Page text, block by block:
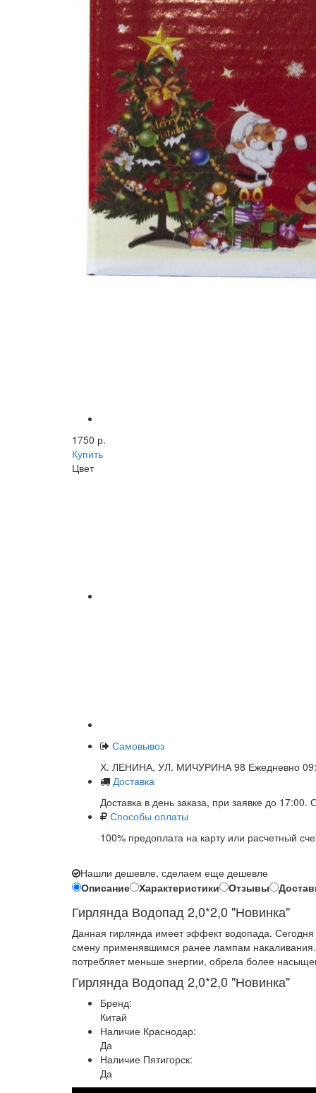
1750 р.
Купить
Цвет
Самовывоз
Х. ЛЕНИНА, УЛ. МИЧУРИНА 98 Ежедневно
Доставка
Доставка в день заказа, при заявке до
Способы оплаты
100% предоплата на карту или расчетный
Нашли дешевле, сделаем еще дешевле
Описание
Характеристики Отзывы
Гирлянда Водопад 2,0*2,0 "Новинка"
Данная гирлянда имеет эффект водопада.
смену применявшимся ранее лампам
потребляет меньше энергии, обрела более
Гирлянда Водопад 2,0*2,0 "Новинка"
Бренд:
Китай
Наличие Краснодар:
Да
Наличие Пятигорск:
Да